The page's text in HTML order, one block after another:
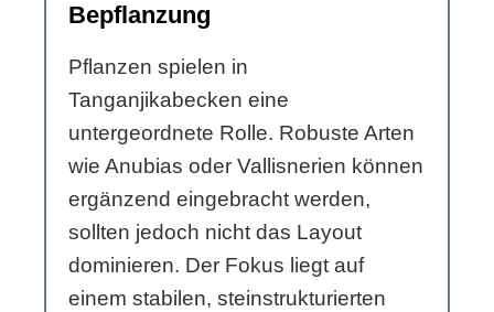
Bepflanzung
Pflanzen spielen in
Tanganjikabecken eine
untergeordnete Rolle. Robuste Arten
wie Anubias oder Vallisnerien können
ergänzend eingebracht werden,
sollten jedoch nicht das Layout
dominieren. Der Fokus liegt auf
einem stabilen, steinstrukturierten